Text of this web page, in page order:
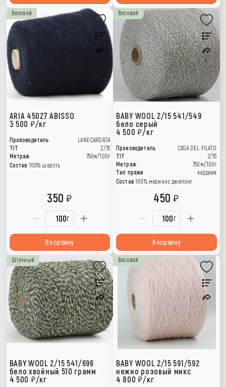
Весовой
ARIA 45027 ABISSO
3 500
/кг
Производитель
LANECARDATA
TIT
2/15
Метраж
750м/100г
Состав 100% шерсть
г
350
В корзину
Весовой
BABY WOOL 2/15 541/549
бело серый
4 500 /кг
Производитель
CASA DEL FILATO
TIT
2/15
Метраж
750м/100г
Тип пряжи
кардная
Состав 100% меринос джилонг
г
450
В корзину
Штучный
BABY WOOL 2/15 541/696
бело хвойный 510 грамм
4 500
/кг
Весовой
BABY WOOL 2/15 591/592
нежно розовый микс
4 800 /кг